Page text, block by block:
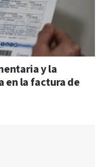
y la
en la factura de